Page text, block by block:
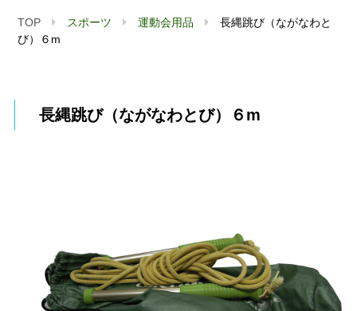
TOP スポーツ 運動会用品
長縄跳び（ながなわと
び）６m
長縄跳び（ながなわとび）６m